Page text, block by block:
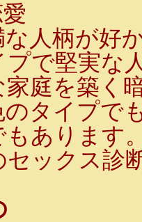
人柄が好
プで堅実な
庭を築く
のタイプで
もあります
ックス診